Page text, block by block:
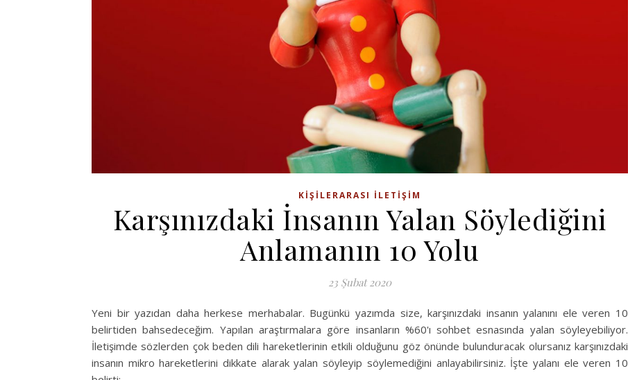
KIŞILERARASI İLETIŞIM
Karşınızdaki İnsanın Yalan Söylediğini
Anlamanın 10 Yolu
23 Şubat 2020
Yeni bir yazıdan daha herkese merhabalar. Bugünkü yazımda size, karşınızdaki insanın yalanını ele veren 10
belirtiden bahsedeceğim. Yapılan araştırmalara göre insanların %60'ı sohbet esnasında yalan söyleyebiliyor.
İletişimde sözlerden çok beden dili hareketlerinin etkili olduğunu göz önünde bulunduracak olursanız karşınızdaki
insanın mikro hareketlerini dikkate alarak yalan söyleyip söylemediğini anlayabilirsiniz. İşte yalanı ele veren 10